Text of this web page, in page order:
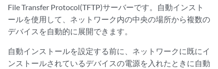
File Transfer Protocol(TFTP)サーバーです。自動インスト
ールを使用して、ネットワーク内の中央の場所から複数の
デバイスを自動的に展開できます。
自動インストールを設定する前に、ネットワークに既にイ
ンストールされているデバイスの電源を入れたときに自動